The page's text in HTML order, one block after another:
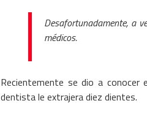
Desafortunadamente, a
médicos.
Recientemente se dio a conocer
dentista le extrajera diez dientes.